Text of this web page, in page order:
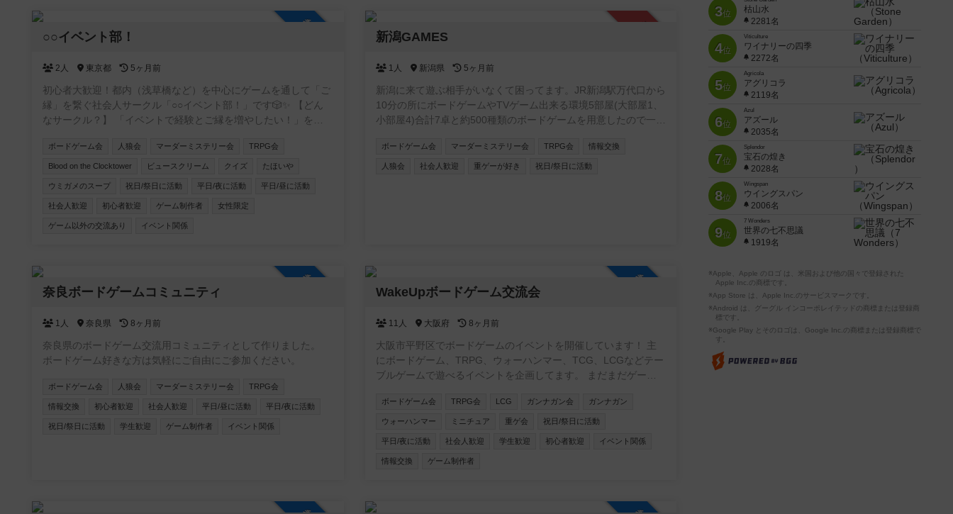
○○イベント部！
2人 東京都 5ヶ月前
初心者大歓迎！都内（浅草橋など）を中心にゲームを通して「ご
縁」を繋ぐ社会人サークル「○○イベント部！」です🎲✨ 【どん
なサークル？】 「イベントで経験とご縁を増やしたい！」をモ
作りができる温かい環境を提供しています。 【主な活動内容】
🎲四ツ谷、板橋、押上、表参道、池袋、浅草橋など様々ば場所で
ゲーム、TRPGの会も開催中！ 🐺 次世代推理ゲーム「Blood on
the clocktower」海外で大人気の、途中脱落がない人狼風ゲーム
むのが好きな方😆 ・ゲームを通して気の合う仲間を作りたい方
🤝 お一人での参加がほとんどですので、初参加の方もご安心く
ださい！一緒に豊かなボードゲームライフを楽しみましょう！
ボードゲーム会 人狼会 マーダーミステリー会 TRPG会
Blood on the Clocktower ビュースクリーム クイズ たほいや
ウミガメのスープ 祝日/祭日に活動 平日/夜に活動 平日/昼に活動
社会人歓迎 初心者歓迎 ゲーム制作者 女性限定
ゲーム以外の交流あり イベント関係
新潟GAMES
1人 新潟県 5ヶ月前
新潟に来て遊ぶ相手がいなくて困ってます。JR新潟駅万代口から
10分の所にボードゲームやTVゲーム出来る環境5部屋(大部屋1、
小部屋4)合計7卓と約500種類のボードゲームを用意したので一緒
す。 土曜日AM9時〜17時で活動します。 参加費無料です。 【規
約】 ①室内は禁煙です。 ②ゴミはお持ち帰りください。 ③借り
ボードゲーム会 マーダーミステリー会 TRPG会 情報交換
人狼会 社会人歓迎 重ゲーが好き 祝日/祭日に活動
奈良ボードゲームコミュニティ
1人 奈良県 8ヶ月前
奈良県のボードゲーム交流用コミュニティとして作りました。
ボードゲーム好きな方は気軽にご自由にご参加ください。
ボードゲーム会 人狼会 マーダーミステリー会 TRPG会
情報交換 初心者歓迎 社会人歓迎 平日/昼に活動 平日/夜に活動
祝日/祭日に活動 学生歓迎 ゲーム制作者 イベント関係
WakeUpボードゲーム交流会
11人 大阪府 8ヶ月前
大阪市平野区でボードゲームのイベントを開催しています！ 主
にボードゲーム、TRPG、ウォーハンマー、TCG、LCGなどテー
ブルゲームで遊べるイベントを企画してます。 まだまだゲーム
ます。 平野区は遊べる場所や交流できる場所が少ないと思い、
皆さんが遊べる場所を作ろうと思い立ち上げました！ ぜひご参
ボードゲーム会 TRPG会 LCG ガンナガン会 ガンナガン
ウォーハンマー ミニチュア 重ゲ会 祝日/祭日に活動
平日/夜に活動 社会人歓迎 学生歓迎 初心者歓迎 イベント関係
情報交換 ゲーム制作者
3位
枯山水
2281名
4位
Viticulture
ワイナリーの四季
2272名
5位
Agricola
アグリコラ
2119名
6位
Azul
アズール
2035名
7位
Splendor
宝石の煌き
2028名
8位
Wingspan
ウイングスパン
2006名
9位
7 Wonders
世界の七不思議
1919名
※Apple、Apple のロゴ は、米国および他の国々で登録された
Apple Inc.の商標です。
※App Store は、Apple Inc.のサービスマークです。
※Android は、グーグル インコーポレイテッドの商標または登録商
標です。
※Google Play とそのロゴは、Google Inc.の商標または登録商標で
す。